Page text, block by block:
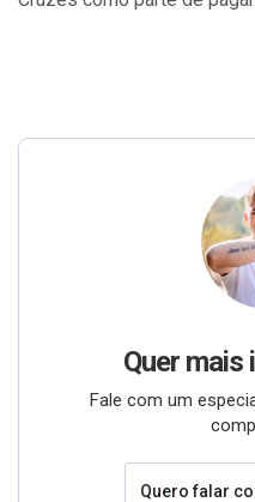
Quer
Fale com um
Quero falar